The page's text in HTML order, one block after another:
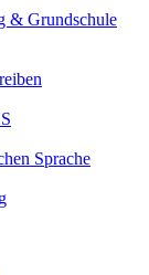
& Grundschule
Sprache